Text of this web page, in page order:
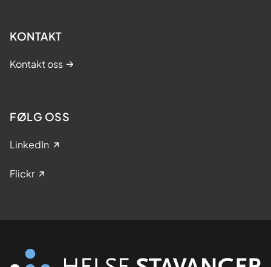
KONTAKT
Kontakt oss
FØLG OSS
LinkedIn
Flickr